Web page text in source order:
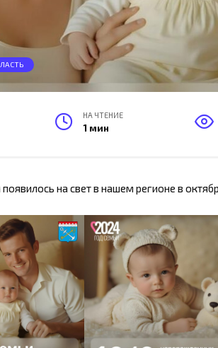
НА ЧТЕНИЕ
1 мин
на свет в нашем регионе в